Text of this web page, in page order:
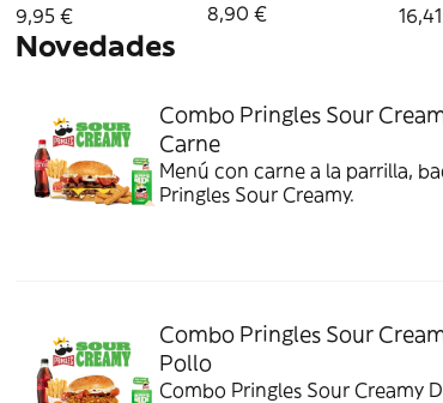
9,95 €
8,90 €
Novedades
Combo Pringles Sour
Carne
Menú con carne a la parrilla,
Pringles Sour Creamy.
Combo Pringles Sour
Pollo
Combo Pringles Sour Creamy